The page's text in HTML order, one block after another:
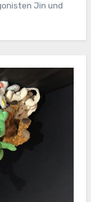
Jin und